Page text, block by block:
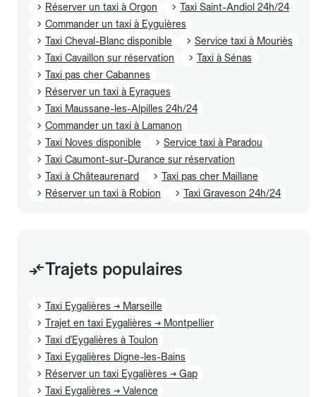
Réserver un taxi à Orgon
Taxi Saint-Andiol 24h/24
Commander un taxi à Eyguières
Taxi Cheval-Blanc disponible
Service taxi à Mouriès
Taxi Cavaillon sur réservation
Taxi à Sénas
Taxi pas cher Cabannes
Réserver un taxi à Eyragues
Taxi Maussane-les-Alpilles 24h/24
Commander un taxi à Lamanon
Taxi Noves disponible
Service taxi à Paradou
Taxi Caumont-sur-Durance sur réservation
Taxi à Châteaurenard
Taxi pas cher Maillane
Réserver un taxi à Robion
Taxi Graveson 24h/24
Trajets populaires
Taxi Eygalières → Marseille
Trajet en taxi Eygalières → Montpellier
Taxi d'Eygalières à Toulon
Taxi Eygalières Digne-les-Bains
Réserver un taxi Eygalières → Gap
Taxi Eygalières → Valence